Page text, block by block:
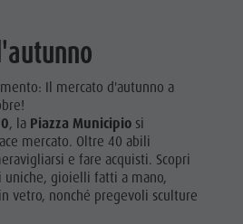
Il mercato d'autunno a
, la Piazza Municipio si
mercato. Oltre 40 abili
e fare acquisti. Scopri
uniche, gioielli fatti a mano,
vetro, nonché pregevoli sculture